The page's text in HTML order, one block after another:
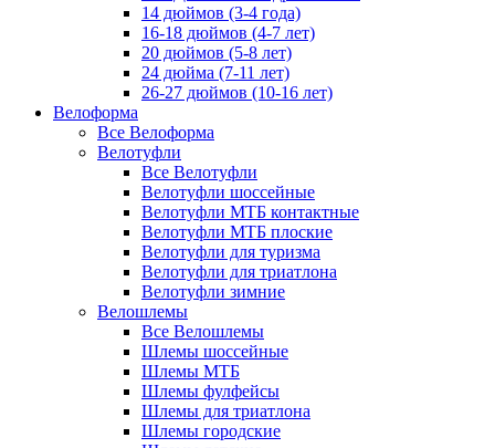
14 дюймов (3-4 года)
16-18 дюймов (4-7 лет)
20 дюймов (5-8 лет)
24 дюйма (7-11 лет)
26-27 дюймов (10-16 лет)
Велоформа
Все Велоформа
Велотуфли
Все Велотуфли
Велотуфли шоссейные
Велотуфли МТБ контактные
Велотуфли МТБ плоские
Велотуфли для туризма
Велотуфли для триатлона
Велотуфли зимние
Велошлемы
Все Велошлемы
Шлемы шоссейные
Шлемы МТБ
Шлемы фулфейсы
Шлемы для триатлона
Шлемы городские